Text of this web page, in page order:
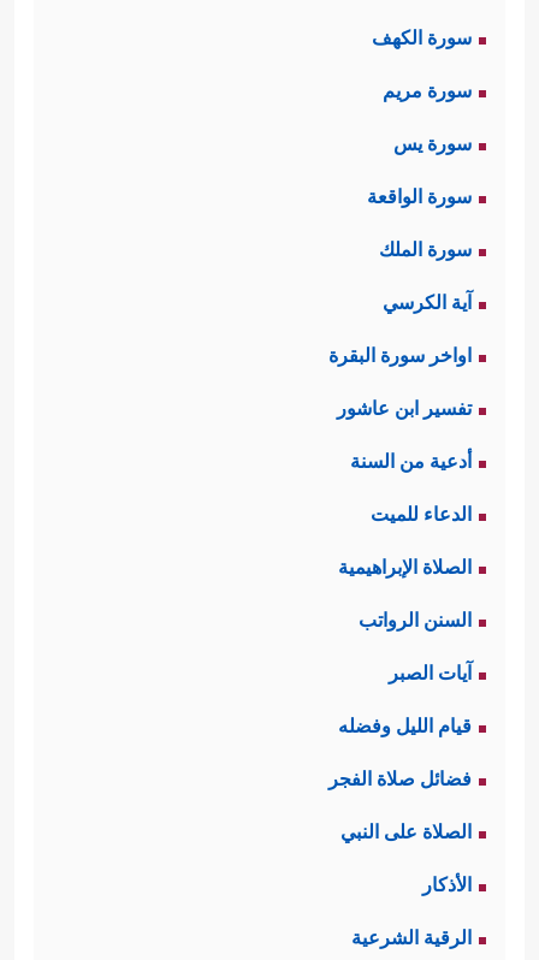
سورة الكهف
سورة مريم
سورة يس
سورة الواقعة
سورة الملك
آية الكرسي
اواخر سورة البقرة
تفسير ابن عاشور
أدعية من السنة
الدعاء للميت
الصلاة الإبراهيمية
السنن الرواتب
آيات الصبر
قيام الليل وفضله
فضائل صلاة الفجر
الصلاة على النبي
الأذكار
الرقية الشرعية